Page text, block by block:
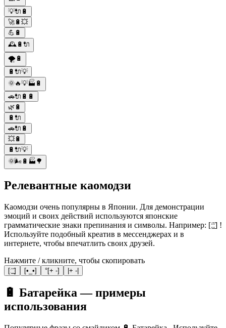
💡🔌🔋
🚀🔋💥
💪🔋
🕰️🔋🔌
🌪️🔋
🔋🔌💡
🌞🔥💡🏭🔋
🚗🔌🔋🔋
🌿🔋
🔋🔌
🚗🔌🔋
💥🔋
🔋🔌💡
🌞🌬️🔋🏭🌳
Релевантные каомодзи
Каомодзи очень популярны в Японии. Для демонстрации
эмоций и своих действий используются японские
грамматические знаки препинания и символы. Например: [ː̠̈ː̠̈] !
Используйте подобный креатив в мессенджерах и в
интернете, чтобы впечатлить своих друзей.
Нажмите / кликните, чтобы скопировать
[ː̠̈ː̠̈] [•_•] °[+ -] |+ -|
🔋 Батарейка — примеры
использования